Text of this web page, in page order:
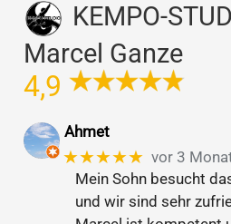
KEMPO-
Marcel Ganze
4,9
Ahmet
★★★★★ vor 3
Mein Sohn besucht
und wir sind sehr